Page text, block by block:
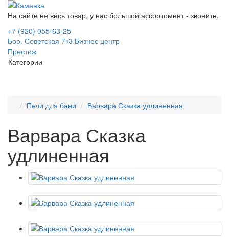
На сайте не весь товар, у нас большой ассортомент - звоните.
+7 (920) 055-63-25
Бор. Советская 7к3 Бизнес центр
Престиж
Категории
Печи для бани Варвара Сказка удлиненная
Варвара Сказка
удлиненная